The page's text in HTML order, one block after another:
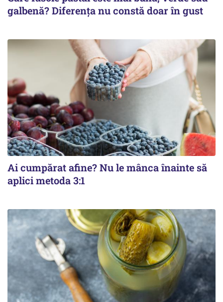
galbenă? Diferența nu constă doar în gust
Ai cumpărat afine? Nu le mânca înainte să
aplici metoda 3:1